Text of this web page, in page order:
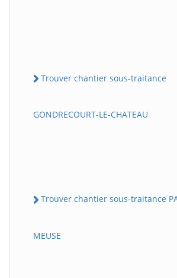
Trouver chantier sous-traitance
GONDRECOURT-LE-CHATEAU
Trouver chantier sous-traitance
MEUSE